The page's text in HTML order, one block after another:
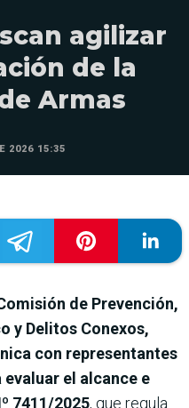
agilizar
de la
Armas
2026 15:35
de Prevención,
y Delitos Conexos,
con representantes
el alcance e
7411/2025, que regula